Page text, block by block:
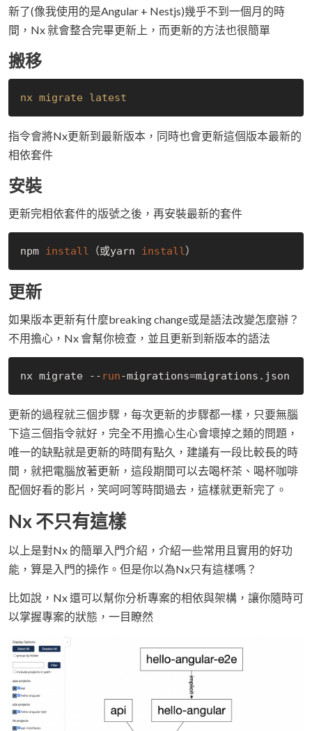
新了(像我使用的是Angular + Nestjs)幾乎不到一個月的時
間，Nx 就會整合完畢更新上，而更新的方法也很簡單
搬移
nx migrate latest
指令會將Nx更新到最新版本，同時也會更新這個版本最新的
相依套件
安裝
更新完相依套件的版號之後，再安裝最新的套件
npm install （或yarn install
更新
如果版本更新有什麼breaking change或是語法改變怎麼辦？
不用擔心，Nx 會幫你檢查，並且更新到新版本的語法
nx migrate -- run-migrations=migrations.json
更新的過程就三個步驟，每次更新的步驟都一樣，只要無腦
下這三個指令就好，完全不用擔心生心會壞掉之類的問題，
唯一的缺點就是更新的時間有點久，建議有一段比較長的時
間，就把電腦放著更新，這段期間可以去喝杯茶、喝杯咖啡
配個好看的影片，笑呵呵等時間過去，這樣就更新完了。
Nx 不只有這樣
以上是對Nx 的簡單入門介紹，介紹一些常用且實用的好功
能，算是入門的操作。但是你以為Nx只有這樣嗎？
比如說，Nx 還可以幫你分析專案的相依與架構，讓你隨時可
以掌握專案的狀態，一目瞭然